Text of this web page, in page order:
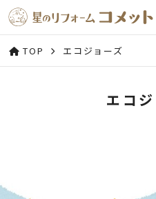
TOP エコジョーズ
エコ